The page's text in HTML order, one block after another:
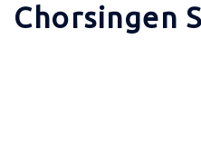
Chorsingen